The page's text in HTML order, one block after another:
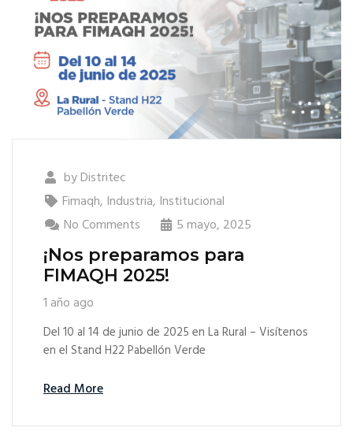
byDistritec
Fimaqh, Industria, Institucional
No Comments
5 mayo, 2025
¡Nos preparamos para
FIMAQH 2025!
1 año ago
Del 10 al 14 de junio de 2025 en La Rural – Visítenos
en el Stand H22 Pabellón Verde
Read More